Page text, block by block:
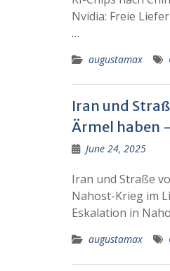
Nvidia: Freie
…
augustamax
Iran und
Ärmel haben
June 24, 2025
Iran und Straße
Nahost-Krieg im
Eskalation in
augustamax